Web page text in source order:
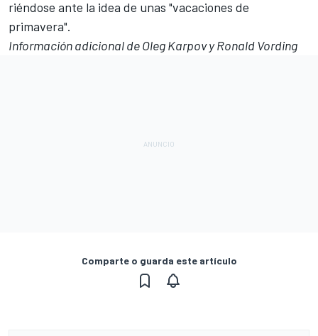
riéndose ante la idea de unas "vacaciones de
primavera".
Información adicional de Oleg Karpov y Ronald Vording
Comparte o guarda este artículo